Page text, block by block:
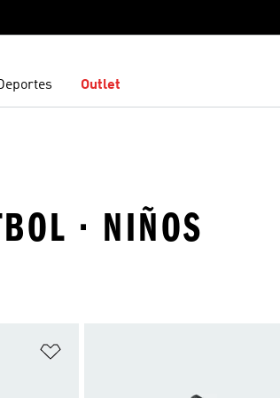
Outlet
· NIÑOS